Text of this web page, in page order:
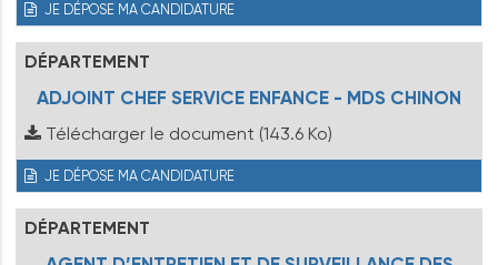
JE DÉPOSE MA CANDIDATURE
DÉPARTEMENT
ADJOINT CHEF SERVICE ENFANCE - MDS CHINON
Télécharger le document (143.6 Ko)
JE DÉPOSE MA CANDIDATURE
DÉPARTEMENT